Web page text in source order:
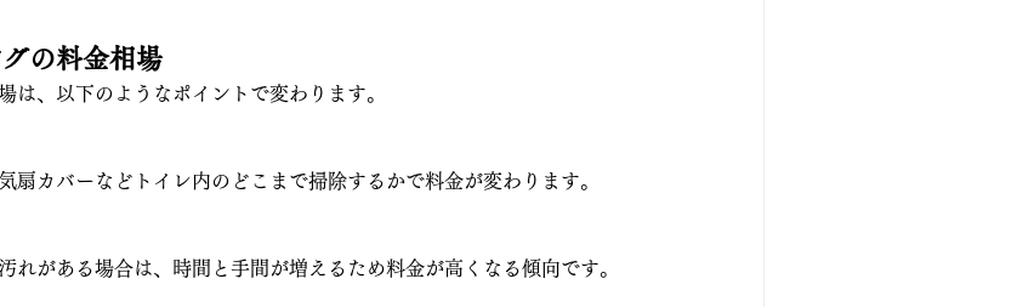
の料金相場
は、以下のようなポイントで変わります。
扇カバーなどトイレ内のどこまで掃除するかで料金が変わります。
れがある場合は、時間と手間が増えるため料金が高くなる傾向です。